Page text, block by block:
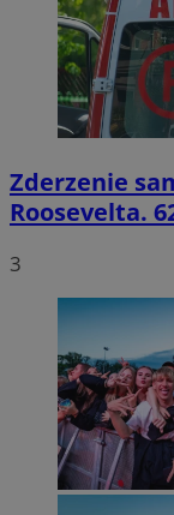
Zderzenie
Roosevelta.
3